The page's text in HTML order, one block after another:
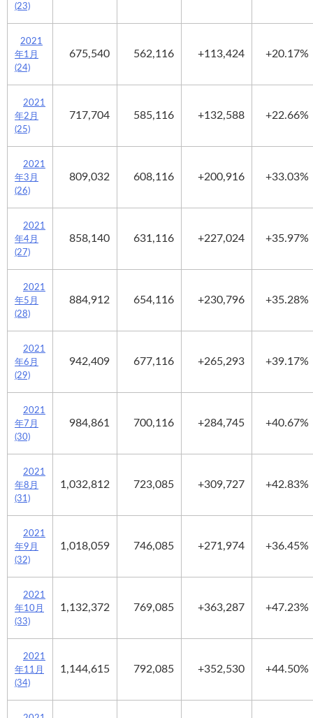
(23)
2021
年1月
(24)
675,540 562,116 +113,424 +20.17%
2021
年2月
(25)
717,704 585,116 +132,588 +22.66%
2021
年3月
(26)
809,032 608,116 +200,916 +33.03%
2021
年4月
(27)
858,140 631,116 +227,024 +35.97%
2021
年5月
(28)
884,912 654,116 +230,796 +35.28%
2021
年6月
(29)
942,409 677,116 +265,293 +39.17%
2021
年7月
(30)
984,861 700,116 +284,745 +40.67%
2021
年8月
(31)
1,032,812 723,085 +309,727 +42.83%
2021
年9月
(32)
1,018,059 746,085 +271,974 +36.45%
2021
年10月
(33)
1,132,372 769,085 +363,287 +47.23%
2021
年11月
(34)
1,144,615 792,085 +352,530 +44.50%